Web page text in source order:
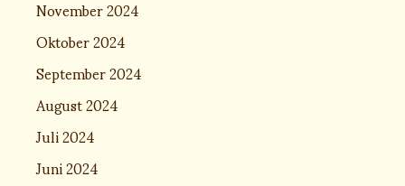
November 2024
Oktober 2024
September 2024
August 2024
Juli 2024
Juni 2024